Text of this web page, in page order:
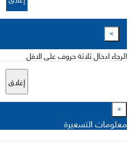
×
الرجاء ادخال ثلاثة حروف على الاقل
إغلاق
×
معلومات التسعيرة